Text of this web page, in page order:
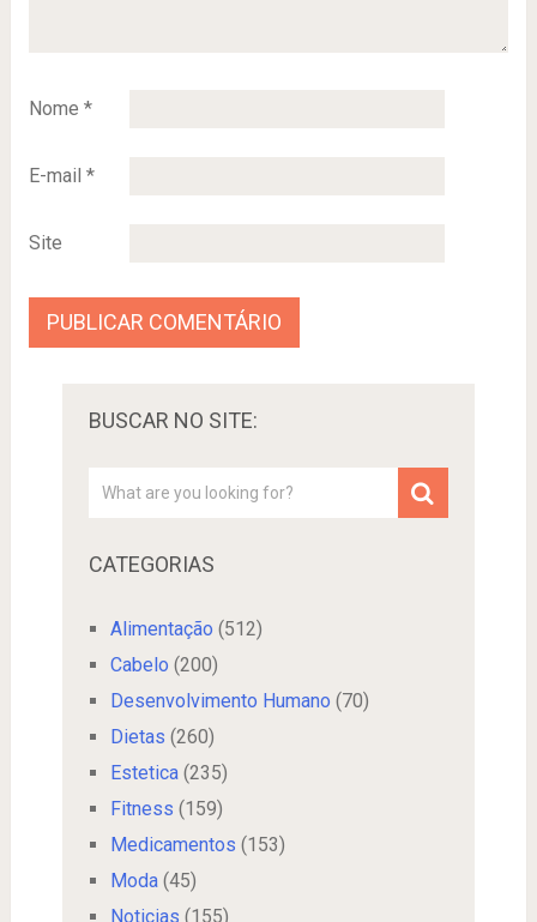
Nome *
E-mail *
Site
BUSCAR NO SITE:
CATEGORIAS
Alimentação (512)
Cabelo (200)
Desenvolvimento Humano (70)
Dietas (260)
Estetica(235)
Fitness (159)
Medicamentos (153)
Moda(45)
Noticias (155)